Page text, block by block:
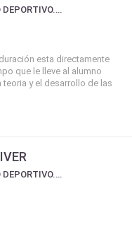
EASA ESCUELA DE BUCEO DEPORTIVO. CERTIFICACIÓN PADI
esta directamente
que le lleve al alumno
y el desarrollo de las
EASA ESCUELA DE BUCEO DEPORTIVO. CERTIFICACIÓN PADI